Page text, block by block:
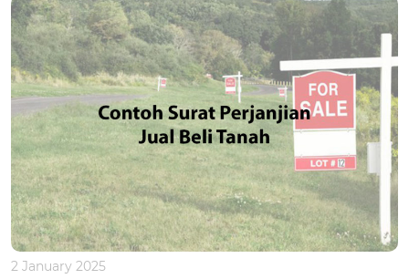
2 January 2025